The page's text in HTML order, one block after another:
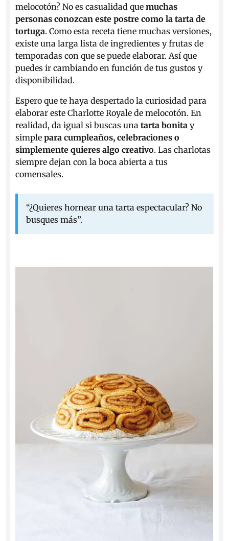
melocotón? No es casualidad quemuchas
personas conozcan este postre como la tarta de
tortuga. Como esta receta tiene muchas versiones,
existe una larga lista de ingredientes y frutas de
temporadas con que se puede elaborar. Así que
puedes ir cambiando en función de tus gustos y
disponibilidad.
Espero que te haya despertado la curiosidad para
elaborar este Charlotte Royale de melocotón. En
realidad, da igual si buscas unatarta bonita y
simplepara cumpleaños, celebraciones o
simplemente quieres algo creativo. Las charlotas
siempre dejan con la boca abierta a tus
comensales.
“¿Quieres hornear una tarta espectacular? No
busques más”.